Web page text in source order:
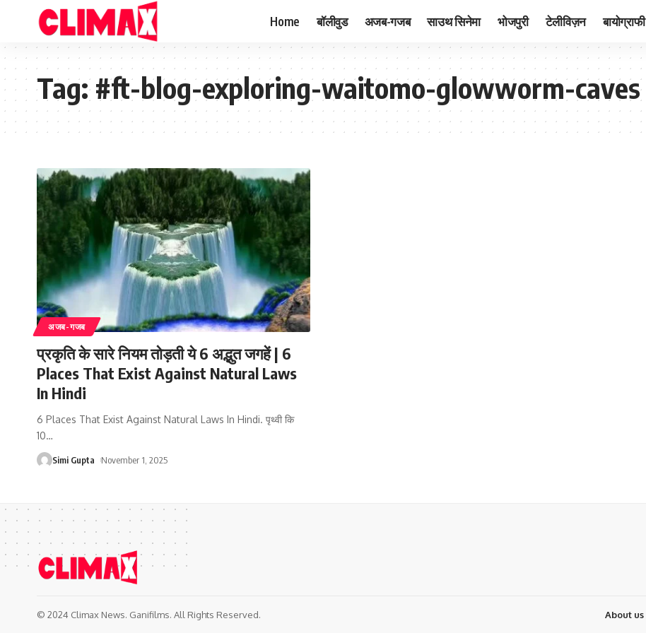
Home बॉलीवुड अजब-गजब साउथ सिनेमा भोजपुरी टेलीविज़न बायोग्राफी
Tag:#ft-blog-exploring-waitomo-glowworm-caves
अजब-गजब
प्रकृति के सारे नियम तोड़ती ये 6 अद्भुत जगहें | 6
Places That Exist Against Natural Laws
In Hindi
6 Places That Exist Against Natural Laws In Hindi. पृथ्वी कि
10…
Simi Gupta November 1, 2025
© 2024 Climax News. Ganifilms. All Rights Reserved. About us